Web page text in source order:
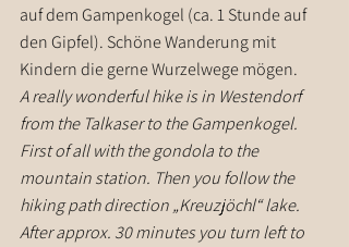
auf dem Gampenkogel (ca. 1 Stunde auf
den Gipfel). Schöne Wanderung mit
Kindern die gerne Wurzelwege mögen.
A really wonderful hike is in Westendorf
from the Talkaser to the Gampenkogel.
First of all with the gondola to the
mountain station. Then you follow the
hiking path direction „Kreuzjöchl“ lake.
After approx. 30 minutes you turn left to